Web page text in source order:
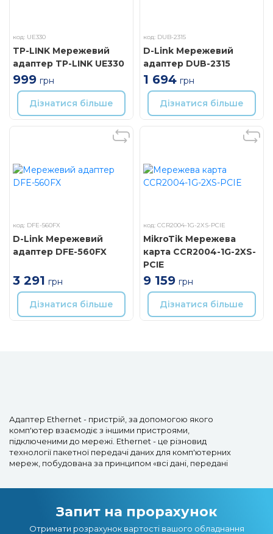
код: UE330
TP-LINK Мережевий
адаптер TP-LINK UE330
999 грн
Дізнатися більше
код: DUB-2315
D-Link Мережевий
адаптер DUB-2315
1 694 грн
Дізнатися більше
код: DFE-560FX
D-Link Мережевий
адаптер DFE-560FX
3 291 грн
Дізнатися більше
код: CCR2004-1G-2XS-PCIE
MikroTik Мережева
карта CCR2004-1G-2XS-
PCIE
9 159 грн
Дізнатися більше
Адаптер Ethernet - пристрій, за допомогою якого
комп'ютер взаємодіє з іншими пристроями,
підключеними до мережі. Ethernet - це різновид
технології пакетної передачі даних для комп'ютерних
мереж, побудована за принципом «всі дані, передані
За допомогою адаптерів Ethernet забезпечується
надійне підключення комп'ютерів по оптичному каналу
зв'язку. Це обладнання дозволяє також керувати за
Запит на прорахунок
Отримати розрахунок вартості вашого обладнання